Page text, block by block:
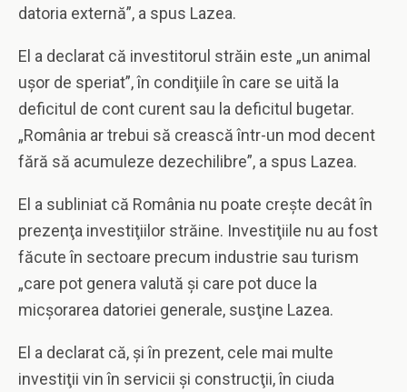
datoria externă”, a spus Lazea.
El a declarat că investitorul străin este „un animal
uşor de speriat”, în condiţiile în care se uită la
deficitul de cont curent sau la deficitul bugetar.
„România ar trebui să crească într-un mod decent
fără să acumuleze dezechilibre”, a spus Lazea.
El a subliniat că România nu poate creşte decât în
prezenţa investiţiilor străine. Investiţiile nu au fost
făcute în sectoare precum industrie sau turism
„care pot genera valută şi care pot duce la
micşorarea datoriei generale, susţine Lazea.
El a declarat că, şi în prezent, cele mai multe
investiţii vin în servicii şi construcţii, în ciuda